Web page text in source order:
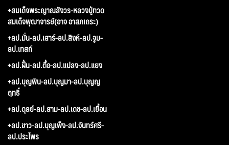
+สมเด็จพระญาณสังวร-หลวงปู่ทวด
สมเด็จพุฒาจารย์(อาจ อาสภเถระ)
+ลป.มั่น-ลป.เสาร์-ลป.สิงห์-ลป.จูม-
ลป.เทสก์
+ลป.ฝั้น-ลป.ตื้อ-ลป.แปลง-ลป.แยง
+ลป.บุญพิน-ลป.บุญมา-ลป.บุญญ
ฤทธิ์
+ลป.ดุลย์-ลป.สาม-ลป.เดช-ลป.เยื้อน
+ลป.ขาว-ลป.บุญเพ็ง-ลป.จันทร์ศรี-
ลป.ประไพร